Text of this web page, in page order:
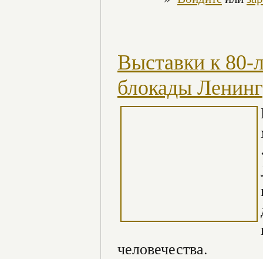
Выставки к 80-
блокады
человечества.